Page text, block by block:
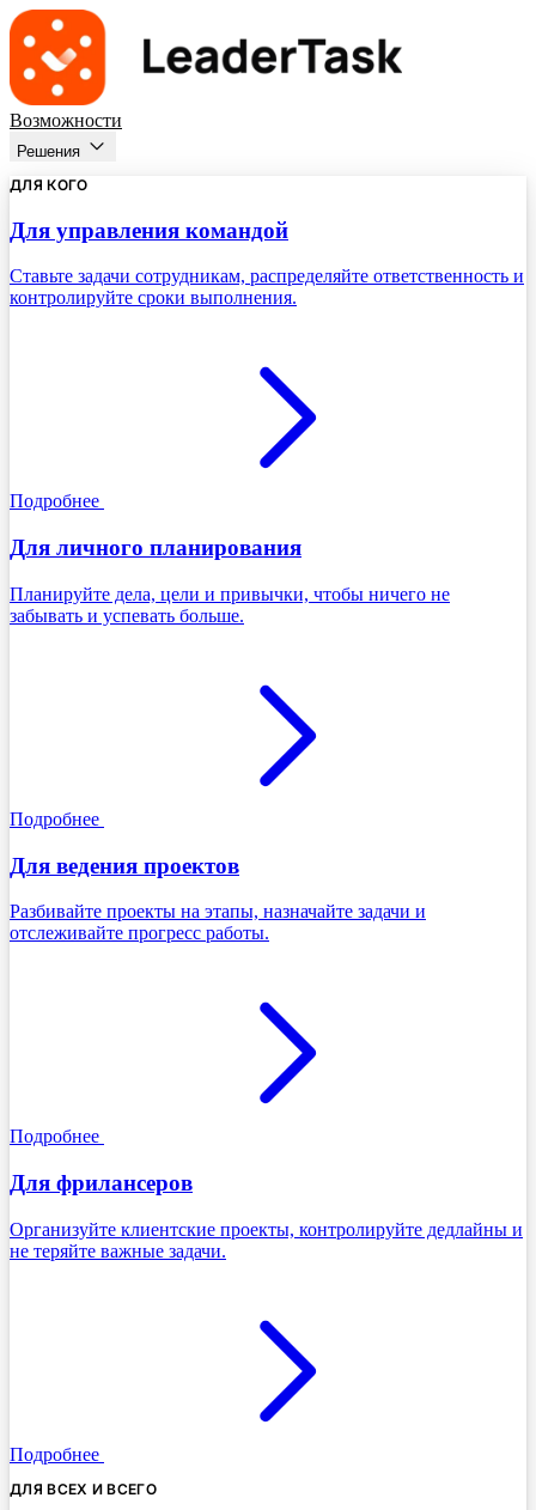
Возможности
Решения
ДЛЯ КОГО
Для управления командой
Ставьте задачи сотрудникам, распределяйте ответственность и
контролируйте сроки выполнения.
Подробнее
Для личного планирования
Планируйте дела, цели и привычки, чтобы ничего не
забывать и успевать больше.
Подробнее
Для ведения проектов
Разбивайте проекты на этапы, назначайте задачи и
отслеживайте прогресс работы.
Подробнее
Для фрилансеров
Организуйте клиентские проекты, контролируйте дедлайны и
не теряйте важные задачи.
Подробнее
ДЛЯ ВСЕХ И ВСЕГО